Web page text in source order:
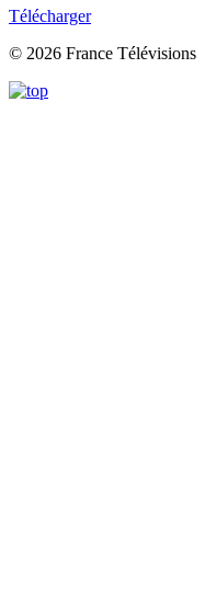
Télécharger
© 2026 France Télévisions